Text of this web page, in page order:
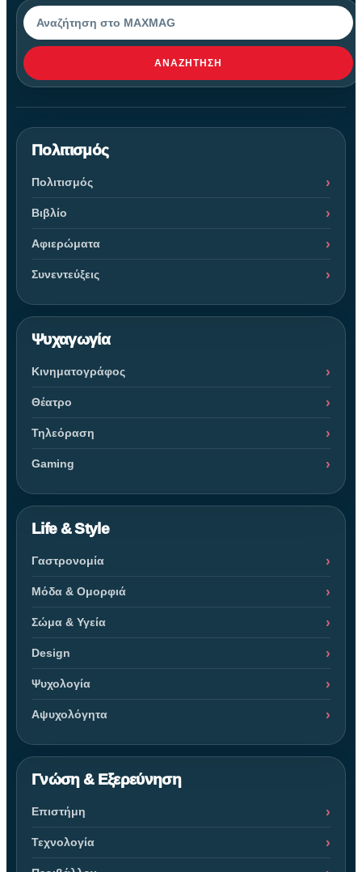
Αναζήτηση
ΑΝΑΖΉΤΗΣΗ
Πολιτισμός
Πολιτισμός
Βιβλίο
Αφιερώματα
Συνεντεύξεις
Ψυχαγωγία
Κινηματογράφος
Θέατρο
Τηλεόραση
Gaming
Life & Style
Γαστρονομία
Μόδα & Ομορφιά
Σώμα & Υγεία
Design
Ψυχολογία
Αψυχολόγητα
Γνώση & Εξερεύνηση
Επιστήμη
Τεχνολογία